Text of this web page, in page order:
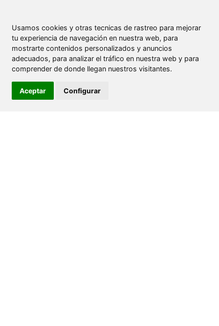
Usamos cookies y otras tecnicas de rastreo para mejorar
tu experiencia de navegación en nuestra web, para
mostrarte contenidos personalizados y anuncios
adecuados, para analizar el tráfico en nuestra web y para
comprender de donde llegan nuestros visitantes.
Aceptar Configurar